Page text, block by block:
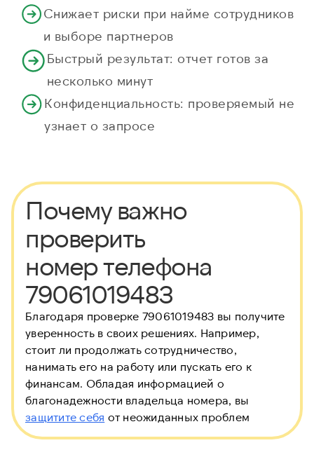
Снижает риски при найме сотрудников
и выборе партнеров
Быстрый результат: отчет готов за
несколько минут
Конфиденциальность: проверяемый не
узнает о запросе
Почему важно
проверить
номер телефона
79061019483
Благодаря проверке 79061019483 вы получите
уверенность в своих решениях. Например,
стоит ли продолжать сотрудничество,
нанимать его на работу или пускать его к
финансам. Обладая информацией о
благонадежности владельца номера, вы
защитите себя от неожиданных проблем